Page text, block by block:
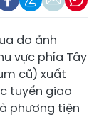
do ảnh
vực phía Tây
cũ) xuất
tuyến giao
phương tiện